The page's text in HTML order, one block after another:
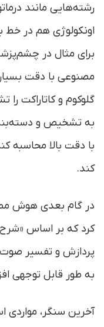
رشته‌هایی مانند
اونکولوژی‌ هم در
برای مثال در
مصنوعی با دقت بسیار
گلوکوم و کاتاراکت
به تشخیص و دسته‌بندی
با دقت بالا محاسبه
کند.
در گام بعدی هوش
کرد که بر اساس «شرح‌
پردازش و تفسیر
به طور قابل توجهی
آخرین سنگر، مواردی